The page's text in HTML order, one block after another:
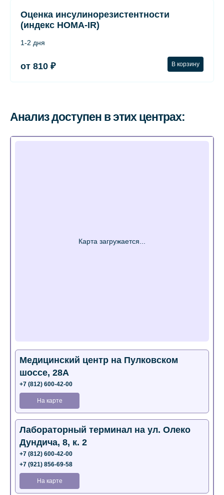
Оценка инсулинорезистентности
(индекс HOMA-IR)
1-2 дня
от 810 ₽ В корзину
Анализ доступен в этих центрах:
Медицинский центр на Пулковском
шоссе, 28А
+7 (812) 600-42-00
На карте
Лабораторный терминал на ул. Олеко
Дундича, 8, к. 2
+7 (812) 600-42-00
+7 (921) 856-69-58
На карте